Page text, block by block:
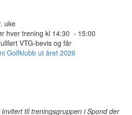
uke
hver trening kl 14:30 - 15:00
VTG-bevis og får
Golfklubb ut året 2026
til treningsgruppen i Spond der